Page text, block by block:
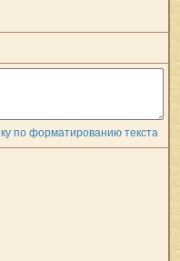
по форматированию текста